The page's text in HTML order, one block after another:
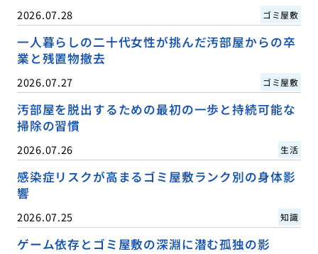
2026.07.28 ゴミ屋敷
一人暮らしの二十代女性が挑んだ汚部屋からの卒
業と残置物撤去
2026.07.27 ゴミ屋敷
汚部屋を脱出するための最初の一歩と持続可能な
掃除の習慣
2026.07.26 生活
感染症リスクが高まるゴミ屋敷ランク別の身体影
響
2026.07.25 知識
ゲーム依存とゴミ屋敷の深淵に潜む孤独の影